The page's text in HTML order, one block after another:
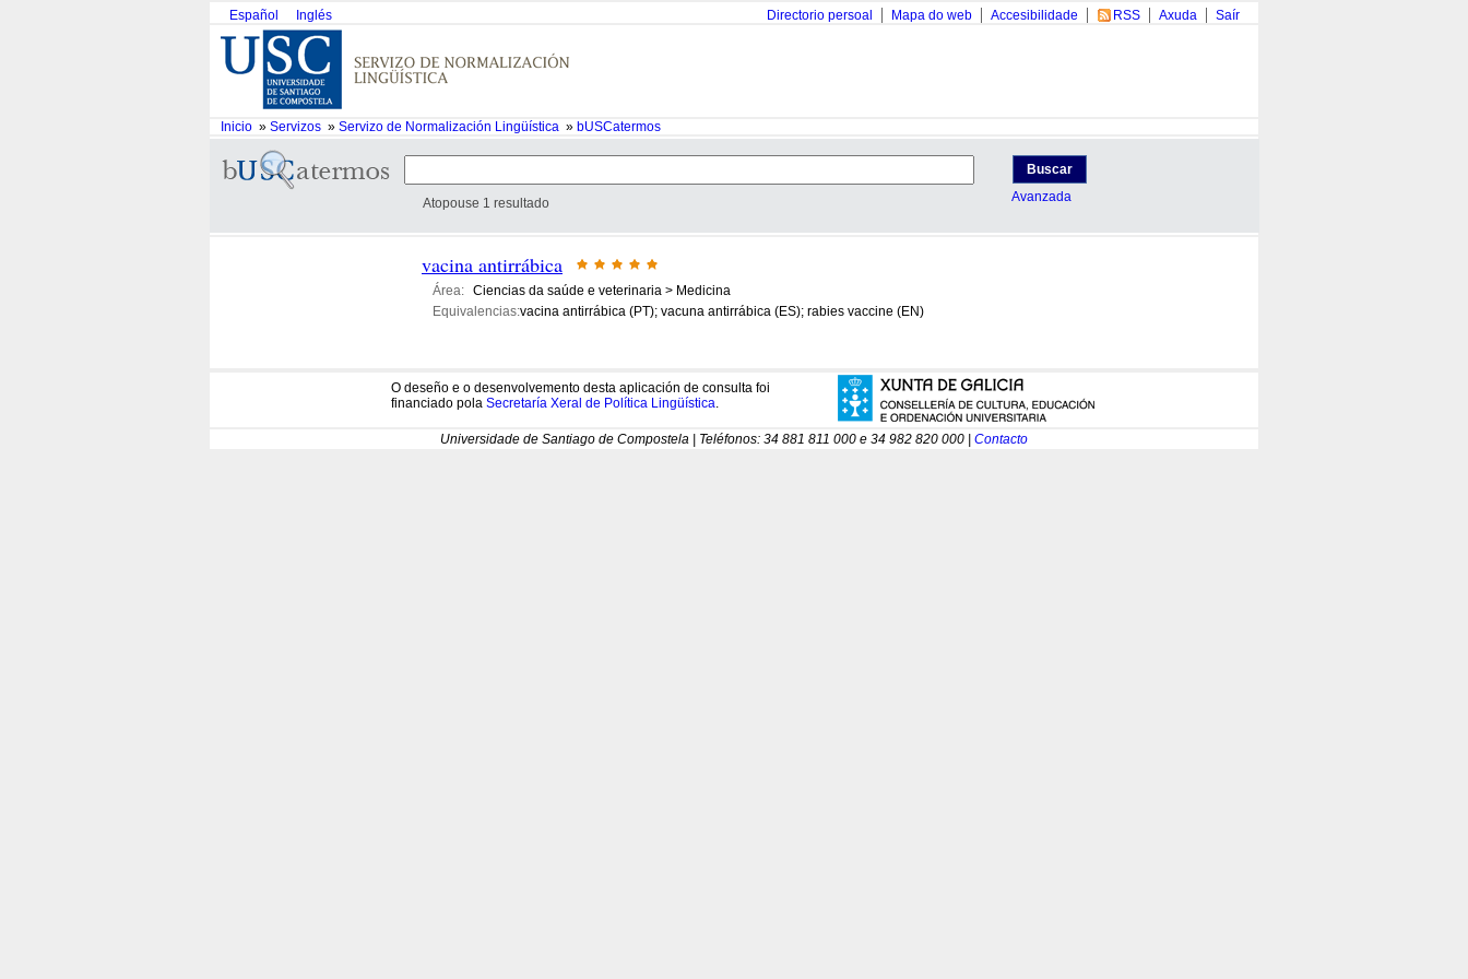
Español Inglés Saír
Axuda
RSS
Accesibilidade
Mapa do web
Directorio persoal
Inicio » Servizos » Servizo de Normalización Lingüística » bUSCatermos
Atopouse 1 resultado
Buscar
Avanzada
vacina antirrábica
Área: Ciencias da saúde e veterinaria > Medicina
Equivalencias:vacina antirrábica (PT); vacuna antirrábica (ES); rabies vaccine (EN)
O deseño e o desenvolvemento desta aplicación de consulta foi
financiado pola Secretaría Xeral de Política Lingüística.
Universidade de Santiago de Compostela | Teléfonos: 34 881 811 000 e 34 982 820 000 | Contacto